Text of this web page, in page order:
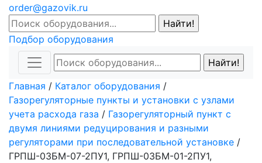
order@gazovik.ru
Подбор оборудования
Главная / Каталог оборудования /
Газорегуляторные пункты и установки с узлами
учета расхода газа / Газорегуляторный пункт с
двумя линиями редуцирования и разными
регуляторами при последовательной установке /
ГРПШ-03БМ-07-2ПУ1, ГРПШ-03БМ-01-2ПУ1,